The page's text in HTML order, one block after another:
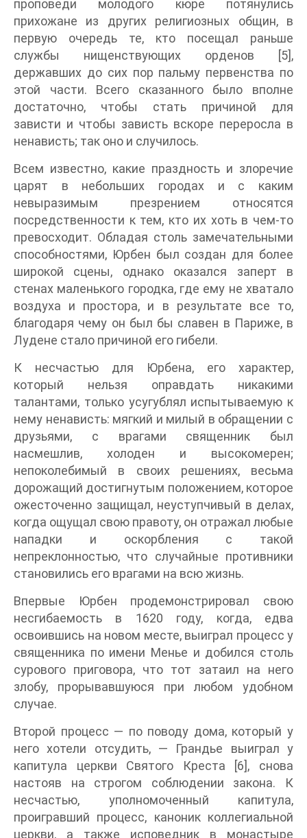
проповеди молодого кюре потянулись
прихожане из других религиозных общин, в
первую очередь те, кто посещал раньше
службы нищенствующих орденов [5],
державших до сих пор пальму первенства по
этой части. Всего сказанного было вполне
достаточно, чтобы стать причиной для
зависти и чтобы зависть вскоре переросла в
ненависть; так оно и случилось.
Всем известно, какие праздность и злоречие
царят в небольших городах и с каким
невыразимым презрением относятся
посредственности к тем, кто их хоть в чем-то
превосходит. Обладая столь замечательными
способностями, Юрбен был создан для более
широкой сцены, однако оказался заперт в
стенах маленького городка, где ему не хватало
воздуха и простора, и в результате все то,
благодаря чему он был бы славен в Париже, в
Лудене стало причиной его гибели.
К несчастью для Юрбена, его характер,
который нельзя оправдать никакими
талантами, только усугублял испытываемую к
нему ненависть: мягкий и милый в обращении с
друзьями, с врагами священник был
насмешлив, холоден и высокомерен;
непоколебимый в своих решениях, весьма
дорожащий достигнутым положением, которое
ожесточенно защищал, неуступчивый в делах,
когда ощущал свою правоту, он отражал любые
нападки и оскорбления с такой
непреклонностью, что случайные противники
становились его врагами на всю жизнь.
Впервые Юрбен продемонстрировал свою
несгибаемость в 1620 году, когда, едва
освоившись на новом месте, выиграл процесс у
священника по имени Менье и добился столь
сурового приговора, что тот затаил на него
злобу, прорывавшуюся при любом удобном
случае.
Второй процесс — по поводу дома, который у
него хотели отсудить, — Грандье выиграл у
капитула церкви Святого Креста [6], снова
настояв на строгом соблюдении закона. К
несчастью, уполномоченный капитула,
проигравший процесс, каноник коллегиальной
церкви, а также исповедник в монастыре